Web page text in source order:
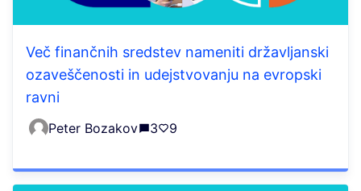
Več finančnih sredstev nameniti državljanski
ozaveščenosti in udejstvovanju na evropski
ravni
Peter Bozakov 3 9